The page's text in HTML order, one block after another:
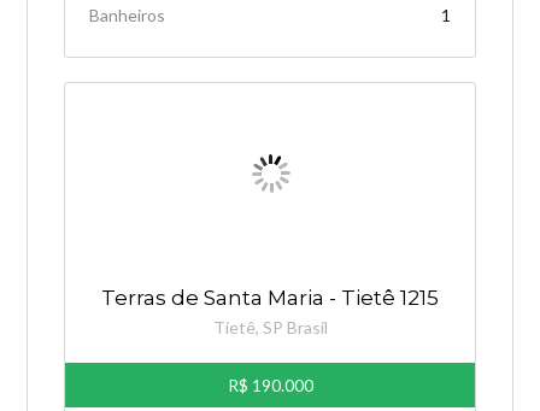
Banheiros
1
Terras de Santa Maria - Tietê 1215
Tietê, SP Brasil
R$ 190.000